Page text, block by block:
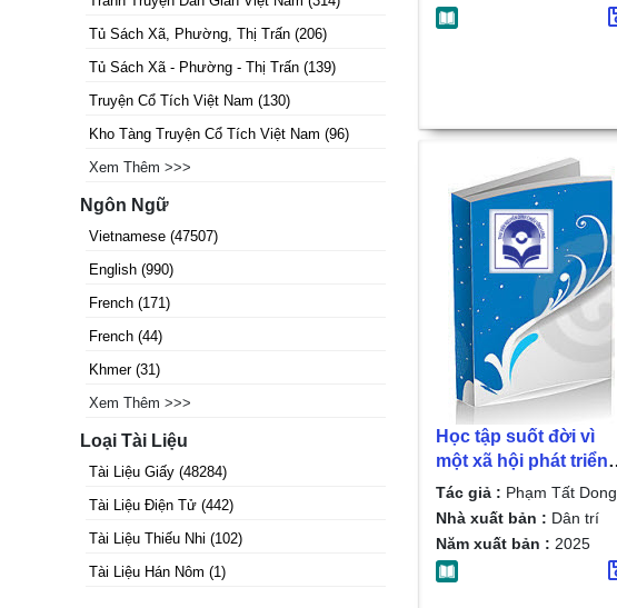
Tủ Sách Xã, Phường, Thị Trấn (206)
Tủ Sách Xã - Phường - Thị Trấn (139)
Truyện Cổ Tích Việt Nam (130)
Kho Tàng Truyện Cổ Tích Việt Nam (96)
Xem Thêm >>>
Ngôn Ngữ
Vietnamese (47507)
English (990)
French (171)
French (44)
Khmer(31)
Xem Thêm >>>
Loại Tài Liệu
Tài Liệu Giấy (48284)
Tài Liệu Điện Tử (442)
Tài Liệu Thiếu Nhi (102)
Tài Liệu Hán Nôm (1)
Học tập suốt đời vì
một xã hội phát triển
bền vững / Phạm Tất
Dong
Tác giả : Phạm Tất Dong
Nhà xuất bản : Dân trí
Năm xuất bản : 2025